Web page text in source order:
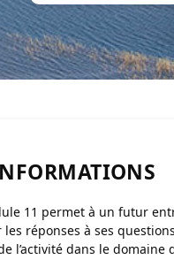
11 permet à un futur
les réponses à ses
l’activité dans le domaine